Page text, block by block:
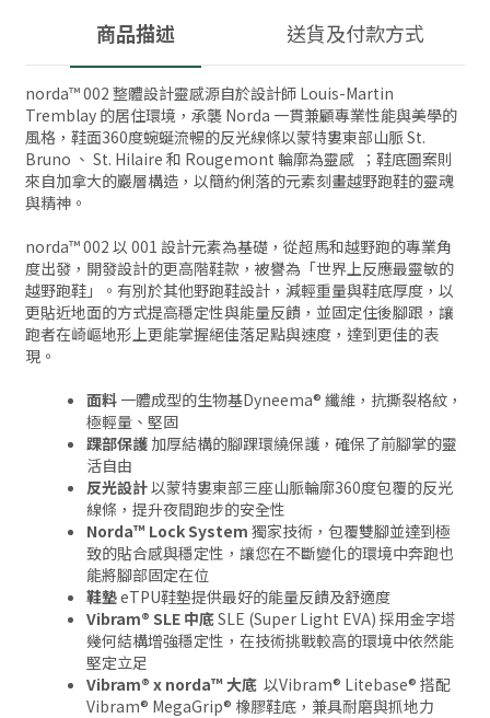
商品描述 送貨及付款方式
norda™ 002 整體設計靈感源自於設計師 Louis-Martin
Tremblay 的居住環境，承襲 Norda 一貫兼顧專業性能與美學的
風格，鞋面360度蜿蜒流暢的反光線條以蒙特婁東部山脈 St.
Bruno 、 St. Hilaire 和 Rougemont 輪廓為靈感 ；鞋底圖案則
來自加拿大的巖層構造，以簡約俐落的元素刻畫越野跑鞋的靈魂
與精神。
norda™ 002 以 001 設計元素為基礎，從超馬和越野跑的專業角
度出發，開發設計的更高階鞋款，被譽為「世界上反應最靈敏的
越野跑鞋」。有別於其他野跑鞋設計，減輕重量與鞋底厚度，以
更貼近地面的方式提高穩定性與能量反饋，並固定住後腳跟，讓
跑者在崎嶇地形上更能掌握絕佳落足點與速度，達到更佳的表
現。
面料 一體成型的生物基Dyneema® 纖維，抗撕裂格紋，
極輕量、堅固
踝部保護 加厚結構的腳踝環繞保護，確保了前腳掌的靈
活自由
反光設計以蒙特婁東部三座山脈輪廓360度包覆的反光
線條，提升夜間跑步的安全性
Norda™ Lock System 獨家技術，包覆雙腳並達到極
致的貼合感與穩定性，讓您在不斷變化的環境中奔跑也
能將腳部固定在位
鞋墊eTPU鞋墊提供最好的能量反饋及舒適度
Vibram® SLE 中底SLE (Super Light EVA) 採用金字塔
幾何結構增強穩定性，在技術挑戰較高的環境中依然能
堅定立足
Vibram® x norda™ 大底 以Vibram® Litebase® 搭配
Vibram® MegaGrip® 橡膠鞋底，兼具耐磨與抓地力